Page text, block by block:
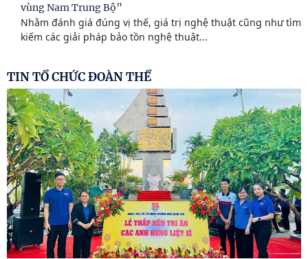
vùng Nam Trung Bộ”
Nhằm đánh giá đúng vị thế, giá trị nghệ thuật cũng như tìm
kiếm các giải pháp bảo tồn nghệ thuật...
TIN TỔ CHỨC ĐOÀN THỂ